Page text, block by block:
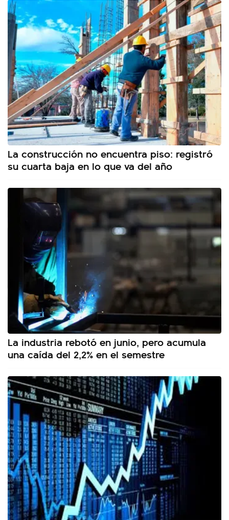
La construcción no encuentra piso: registró
su cuarta baja en lo que va del año
La industria rebotó en junio, pero acumula
una caída del 2,2% en el semestre